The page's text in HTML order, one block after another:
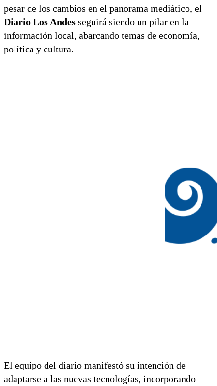
pesar de los cambios en el panorama mediático, el
Diario Los Andes seguirá siendo un pilar en la
información local, abarcando temas de economía,
política y cultura.
El equipo del diario manifestó su intención de
adaptarse a las nuevas tecnologías, incorporando